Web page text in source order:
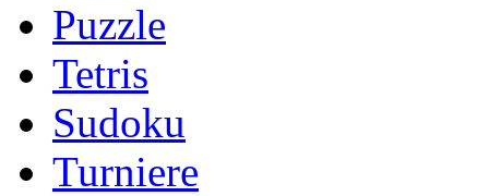
Puzzle
Tetris
Sudoku
Turniere